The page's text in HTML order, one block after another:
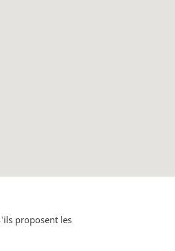
proposent les